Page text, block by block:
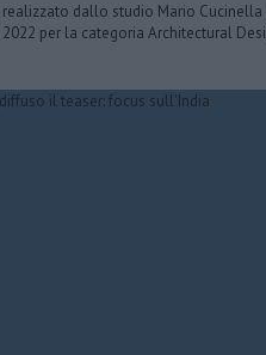
dallo studio Mario Cucinella
per la categoria Architectural